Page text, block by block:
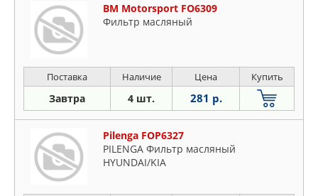
BM Motorsport FO6309
Фильтр масляный
Поставка Наличие Цена Купить
Завтра 4 шт. 281 р.
Pilenga FOP6327
PILENGA Фильтр масляный
HYUNDAI/KIA